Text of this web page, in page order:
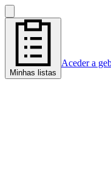
Minhas listas
Aceder a